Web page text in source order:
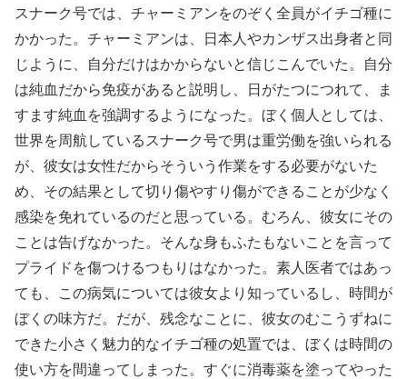
スナーク号では、チャーミアンをのぞく全員がイチゴ種に
かかった。チャーミアンは、日本人やカンザス出身者と同
じように、自分だけはかからないと信じこんでいた。自分
は純血だから免疫があると説明し、日がたつにつれて、ま
すます純血を強調するようになった。ぼく個人としては、
世界を周航しているスナーク号で男は重労働を強いられる
が、彼女は女性だからそういう作業をする必要がないた
め、その結果として切り傷やすり傷ができることが少なく
感染を免れているのだと思っている。むろん、彼女にその
ことは告げなかった。そんな身もふたもないことを言って
プライドを傷つけるつもりはなかった。素人医者ではあっ
ても、この病気については彼女より知っているし、時間が
ぼくの味方だ。だが、残念なことに、彼女のむこうずねに
できた小さく魅力的なイチゴ種の処置では、ぼくは時間の
使い方を間違ってしまった。すぐに消毒薬を塗ってやった